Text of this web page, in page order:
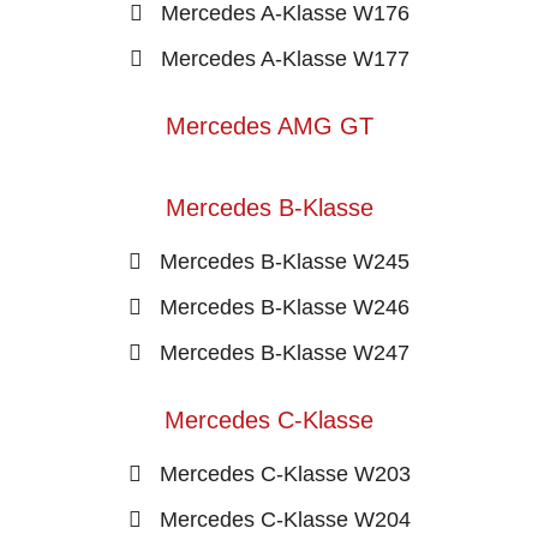
Mercedes A-Klasse W176
Mercedes A-Klasse W177
Mercedes AMG GT
Mercedes B-Klasse
Mercedes B-Klasse W245
Mercedes B-Klasse W246
Mercedes B-Klasse W247
Mercedes C-Klasse
Mercedes C-Klasse W203
Mercedes C-Klasse W204